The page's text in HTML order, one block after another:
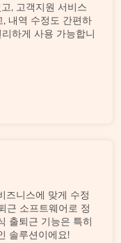
, 고객지원 서비스
내역 수정도 간편하
하게 사용 가능합니
즈니스에 맞게 수정
근 소프트웨어로 정
출퇴근 기능은 특히
솔루션이에요!